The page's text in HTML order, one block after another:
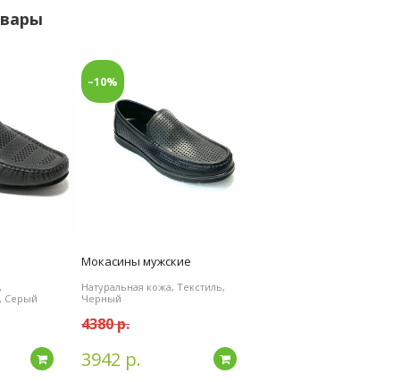
Серый
Подробнее
–10%
Мокасины мужские
Натуральная кожа, Текстиль,
Черный
4380 р.
3942 р. Подробнее